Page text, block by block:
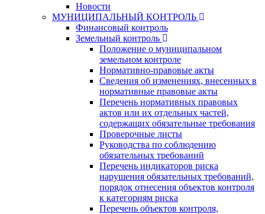
Новости
МУНИЦИПАЛЬНЫЙ КОНТРОЛЬ
Финансовый контроль
Земельный контроль
Положение о муниципальном
земельном контроле
Нормативно-правовые акты
Сведения об изменениях, внесенных в
нормативные правовые акты
Перечень нормативных правовых
актов или их отдельных частей,
содержащих обязательные требования
Проверочные листы
Руководства по соблюдению
обязательных требований
Перечень индикаторов риска
нарушения обязательных требований,
порядок отнесения объектов контроля
к категориям риска
Перечень объектов контроля,